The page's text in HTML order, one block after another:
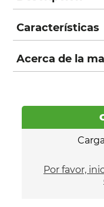
Características
Acerca de la
Por favor,